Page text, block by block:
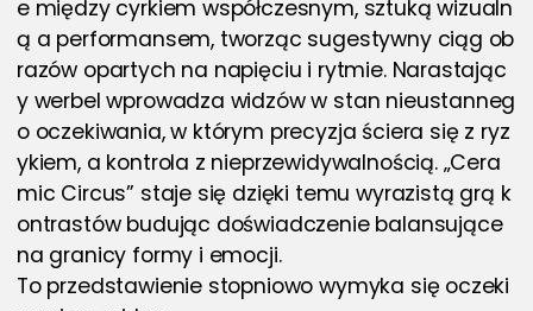
e między cyrkiem współczesnym, sztuką wizualn
ą a performansem, tworząc sugestywny ciąg ob
razów opartych na napięciu i rytmie. Narastając
y werbel wprowadza widzów w stan nieustanneg
o oczekiwania, w którym precyzja ściera się z ryz
ykiem, a kontrola z nieprzewidywalnością. „Cera
mic Circus” staje się dzięki temu wyrazistą grą k
ontrastów budując doświadczenie balansujące
na granicy formy i emocji.
To przedstawienie stopniowo wymyka się oczeki